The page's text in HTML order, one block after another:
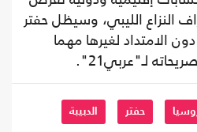
النزاع الليبي، وسيظل حفتر
الامتداد لغيرها مهما
لـ"عربي21".
حفتر الدبيبة